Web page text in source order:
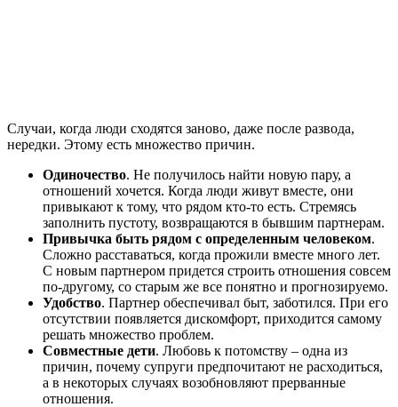
Случаи, когда люди сходятся заново, даже после развода,
нередки. Этому есть множество причин.
Одиночество. Не получилось найти новую пару, а
отношений хочется. Когда люди живут вместе, они
привыкают к тому, что рядом кто-то есть. Стремясь
заполнить пустоту, возвращаются в бывшим партнерам.
Привычка быть рядом с определенным человеком.
Сложно расставаться, когда прожили вместе много лет.
С новым партнером придется строить отношения совсем
по-другому, со старым же все понятно и прогнозируемо.
Удобство. Партнер обеспечивал быт, заботился. При его
отсутствии появляется дискомфорт, приходится самому
решать множество проблем.
Совместные дети. Любовь к потомству – одна из
причин, почему супруги предпочитают не расходиться,
а в некоторых случаях возобновляют прерванные
отношения.